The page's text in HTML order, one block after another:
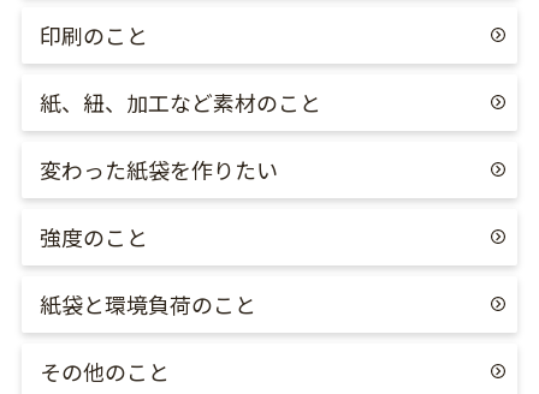
印刷のこと
紙、紐、加工など素材のこと
変わった紙袋を作りたい
強度のこと
紙袋と環境負荷のこと
その他のこと